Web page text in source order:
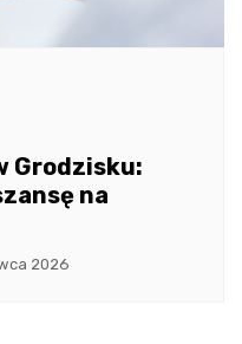
Grodzisku:
na
2026